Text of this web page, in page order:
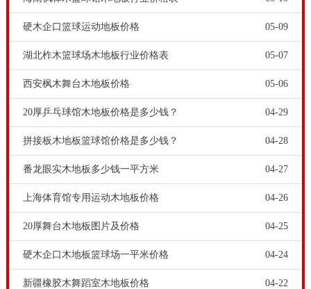
运动木地板原木材料的产地也很重要。比如亚寒带地区
树种，天然具有极高的硬度和抗虫蚁性能。我国运动木
地板厂家，大多原木材料来源是我国东北地区。大家知
道，我国东北地区常年阴冷，出产的实木原材硬度高，
抗虫蚁能力也强。能够很好地为体育场馆和运动人员服
务。体育馆木地板厂家-体育馆运动木地板多少钱一平
方，健身运动木地板系统软件控制面板可选用复合实木
地板或实木板材。绿化植物采用当然木材，较为广泛采
用的有硬枫木，水曲柳木，柞木，榉木这些。因为枫木
是长化学纤维绿化植物，坚定性好，强度也适度，且在
及其现场转播中的收看实际效果美观大方，因而全**绝
大部分体育场馆的控制面板均是选用枫木来制做。
硬木企口篮球运动地板价格 05-09
湖北柞木篮球场木地板行业价格表 05-07
西安枫木舞台木地板价格 05-06
20厚乒乓球馆木地板价格是多少钱？ 04-29
拼接板木地板篮球馆价格是多少钱？ 04-28
番龙眼实木地板多少钱一平方米 04-27
上海体育馆专用运动木地板价格 04-26
20厚舞台木地板图片及价格 04-25
硬木企口木地板篮球场一平米价格 04-24
新疆橡胶木舞蹈室木地板价格 04-22